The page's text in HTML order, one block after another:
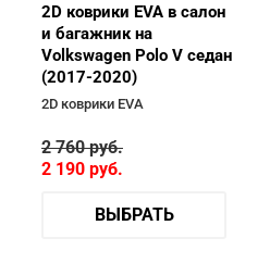
2D коврики EVA в салон
и багажник на
Volkswagen Polo V седан
(2017-2020)
2D коврики EVA
2 760руб.
2 190 руб.
ВЫБРАТЬ